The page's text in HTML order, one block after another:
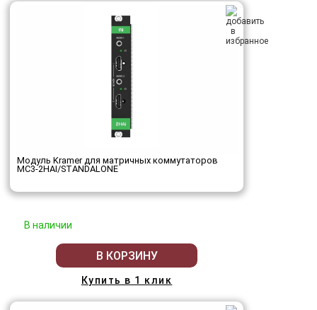
Модуль Kramer для матричных коммутаторов
MC3-2HAI/STANDALONE
В наличии
В КОРЗИНУ
Купить в 1 клик